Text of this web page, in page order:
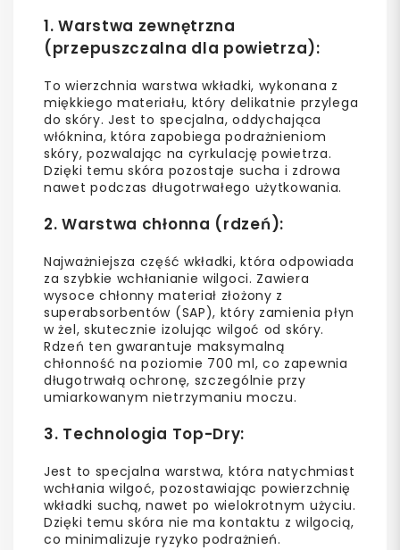
1.Warstwa zewnętrzna
(przepuszczalna dla powietrza):
To wierzchnia warstwa wkładki, wykonana z
miękkiego materiału, który delikatnie przylega
do skóry. Jest to specjalna, oddychająca
włóknina, która zapobiega podrażnieniom
skóry, pozwalając na cyrkulację powietrza.
Dzięki temu skóra pozostaje sucha i zdrowa
nawet podczas długotrwałego użytkowania.
2.Warstwa chłonna (rdzeń):
Najważniejsza część wkładki, która odpowiada
za szybkie wchłanianie wilgoci. Zawiera
wysoce chłonny materiał złożony z
superabsorbentów (SAP), który zamienia płyn
w żel, skutecznie izolując wilgoć od skóry.
Rdzeń ten gwarantuje maksymalną
chłonność na poziomie 700 ml, co zapewnia
długotrwałą ochronę, szczególnie przy
umiarkowanym nietrzymaniu moczu.
3. Technologia Top-Dry:
Jest to specjalna warstwa, która natychmiast
wchłania wilgoć, pozostawiając powierzchnię
wkładki suchą, nawet po wielokrotnym użyciu.
Dzięki temu skóra nie ma kontaktu z wilgocią,
co minimalizuje ryzyko podrażnień.